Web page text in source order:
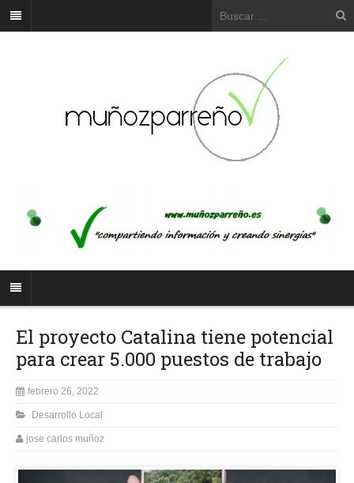
El proyecto Catalina tiene potencial
para crear 5.000 puestos de trabajo
febrero 26, 2022
Desarrollo Local
jose carlos muñoz